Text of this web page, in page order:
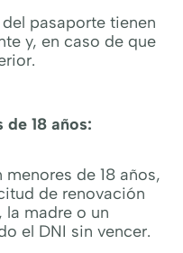
pasaporte tienen
y, en caso de que
de 18 años:
de 18 años,
de renovación
la madre o un
el DNI sin vencer.